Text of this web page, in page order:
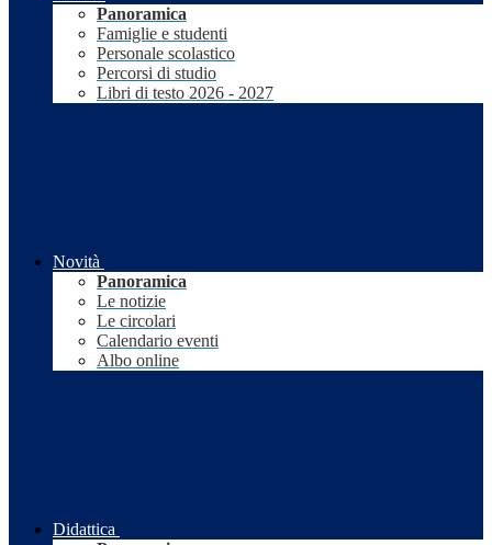
Panoramica
Famiglie e studenti
Personale scolastico
Percorsi di studio
Libri di testo 2026 - 2027
Novità
Panoramica
Le notizie
Le circolari
Calendario eventi
Albo online
Didattica